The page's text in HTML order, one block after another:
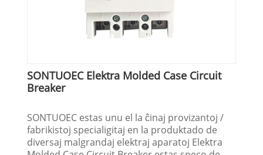
SONTUOEC Elektra Molded Case Circuit
Breaker
SONTUOEC estas unu el la ĉinaj provizantoj /
fabrikistoj specialigitaj en la produktado de
diversaj malgrandaj elektraj aparatoj Elektra